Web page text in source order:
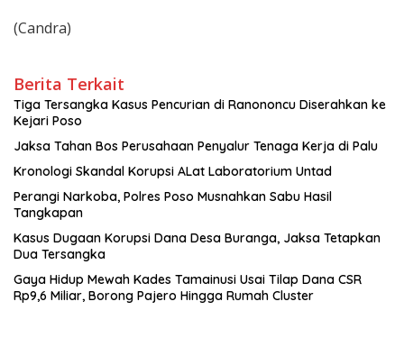
(Candra)
Berita Terkait
Tiga Tersangka Kasus Pencurian di Ranononcu Diserahkan ke
Kejari Poso
Jaksa Tahan Bos Perusahaan Penyalur Tenaga Kerja di Palu
Kronologi Skandal Korupsi ALat Laboratorium Untad
Perangi Narkoba, Polres Poso Musnahkan Sabu Hasil
Tangkapan
Kasus Dugaan Korupsi Dana Desa Buranga, Jaksa Tetapkan
Dua Tersangka
Gaya Hidup Mewah Kades Tamainusi Usai Tilap Dana CSR
Rp9,6 Miliar, Borong Pajero Hingga Rumah Cluster